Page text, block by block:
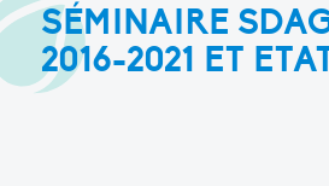
SÉMINAIRE
2016-2021 ET